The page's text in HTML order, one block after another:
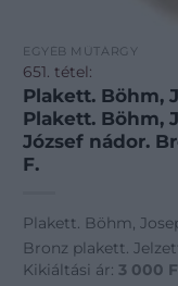
EGYÉB MŰTÁRGY
651. tétel:
Plakett. Böhm,
Plakett. Böhm,
József nádor.
F.
Plakett. Böhm,
Bronz plakett.
Kikiáltási ár:3 000